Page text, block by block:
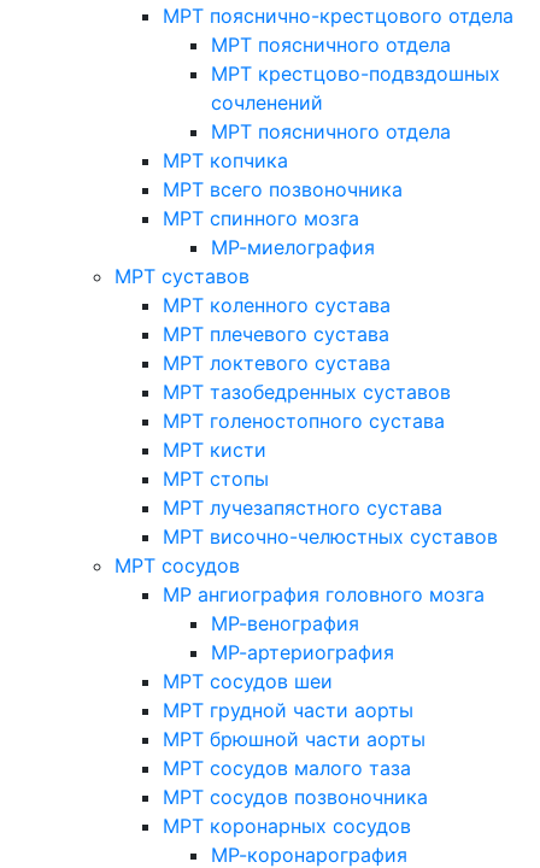
МРТ пояснично-крестцового отдела
МРТ поясничного отдела
МРТ крестцово-подвздошных
сочленений
МРТ поясничного отдела
МРТ копчика
МРТ всего позвоночника
МРТ спинного мозга
МР-миелография
МРТ суставов
МРТ коленного сустава
МРТ плечевого сустава
МРТ локтевого сустава
МРТ тазобедренных суставов
МРТ голеностопного сустава
МРТ кисти
МРТ стопы
МРТ лучезапястного сустава
МРТ височно-челюстных суставов
МРТ сосудов
МР ангиография головного мозга
МР-венография
МР-артериография
МРТ сосудов шеи
МРТ грудной части аорты
МРТ брюшной части аорты
МРТ сосудов малого таза
МРТ сосудов позвоночника
МРТ коронарных сосудов
МР-коронарография